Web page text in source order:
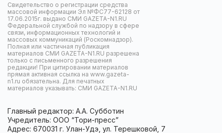
Свидетельство о регистрации средства
массовой информации Эл №ФС77-62128 от
17.06.2015г. выдано СМИ GAZETA-N1.RU
Федеральной службой по надзору в сфере
связи, информационных технологий и
массовых коммуникаций (Роскомнадзор).
Полная или частичная публикация
материалов СМИ GAZETA-N1.RU разрешена
только с письменного разрешения
редакции! При цитировании материалов
прямая активная ссылка на www.gazeta-
n1.ru обязательна. Для печатных
материалов указывать: СМИ GAZETA-N1.RU
Главный редактор: А.А. Субботин
Учредитель: ООО “Тори-пресс”
Адрес: 670031 г. Улан-Удэ, ул. Терешковой, 7